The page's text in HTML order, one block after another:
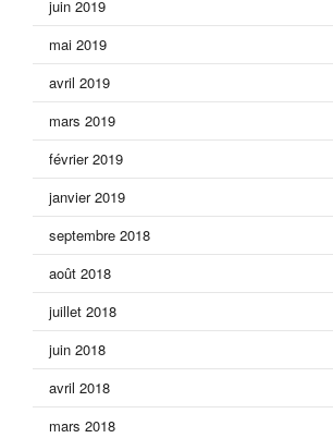
juin 2019
mai 2019
avril 2019
mars 2019
février 2019
janvier 2019
septembre 2018
août 2018
juillet 2018
juin 2018
avril 2018
mars 2018